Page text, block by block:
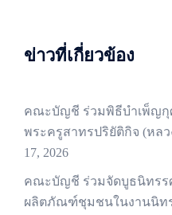
ข่าวที่เกี่ยวข้อง
คณะบัญชี ร่วมพิธีบำเพ็ญกุ
พระครูสาทรปริยัติกิจ (หล
17, 2026
คณะบัญชี ร่วมจัดบูธนิทรร
ผลิตภัณฑ์ชุมชนในงานนิทร